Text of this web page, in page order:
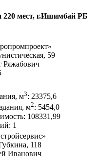
220 мест, г.Ишимбай РБ
59
Ряжабович
м3: 23375,6
м2: 5454,0
108331,99
1
118
Иванович